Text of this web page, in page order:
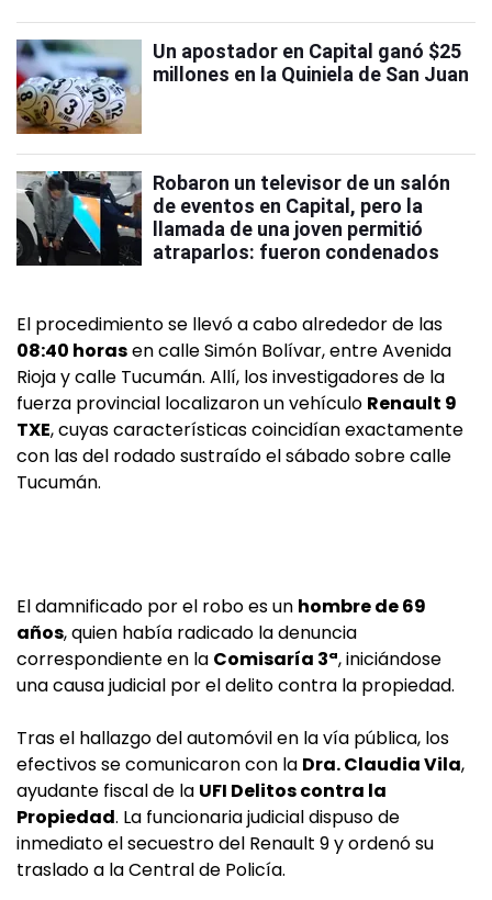
Un apostador en Capital ganó $25
millones en la Quiniela de San Juan
Robaron un televisor de un salón
de eventos en Capital, pero la
llamada de una joven permitió
atraparlos: fueron condenados
El procedimiento se llevó a cabo alrededor de las
08:40 horasen calle Simón Bolívar, entre Avenida
Rioja y calle Tucumán. Allí, los investigadores de la
fuerza provincial localizaron un vehículo Renault 9
TXE, cuyas características coincidían exactamente
con las del rodado sustraído el sábado sobre calle
Tucumán.
El damnificado por el robo es un hombre de 69
años, quien había radicado la denuncia
correspondiente en la Comisaría 3ª, iniciándose
una causa judicial por el delito contra la propiedad.
Tras el hallazgo del automóvil en la vía pública, los
efectivos se comunicaron con la Dra. Claudia Vila,
ayudante fiscal de la UFI Delitos contra la
Propiedad. La funcionaria judicial dispuso de
inmediato el secuestro del Renault 9 y ordenó su
traslado a la Central de Policía.